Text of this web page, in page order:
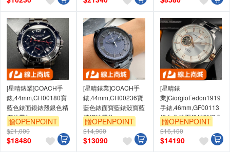
[星晴錶業]COACH手
錶,44mm,CH00180寶
藍色錶面銀錶殼銀色精
鋼錶帶款
贈OPENPOINT
$21,000
$18480
[星晴錶業]COACH手
錶,44mm,CH00236寶
藍色錶面寶藍錶殼寶藍
精鋼錶帶款
贈OPENPOINT
$14,900
$13090
[星晴錶
業]GiorgioFedon1919
手錶,46mm,GF00113
銀白色錶面銀錶殼銀色
精鋼錶帶款
贈OPENPOINT
$16,100
$14190